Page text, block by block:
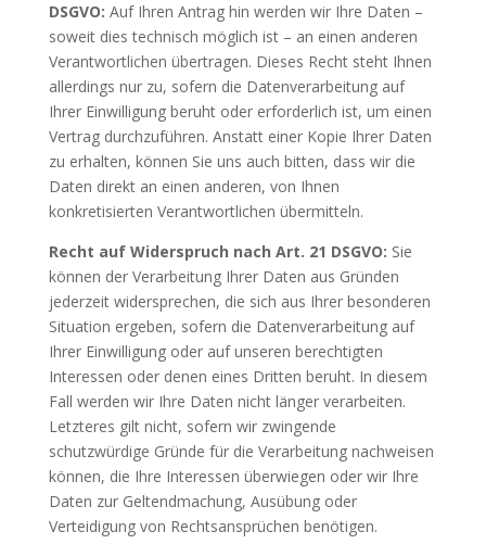
DSGVO: Auf Ihren Antrag hin werden wir Ihre Daten –
soweit dies technisch möglich ist – an einen anderen
Verantwortlichen übertragen. Dieses Recht steht Ihnen
allerdings nur zu, sofern die Datenverarbeitung auf
Ihrer Einwilligung beruht oder erforderlich ist, um einen
Vertrag durchzuführen. Anstatt einer Kopie Ihrer Daten
zu erhalten, können Sie uns auch bitten, dass wir die
Daten direkt an einen anderen, von Ihnen
konkretisierten Verantwortlichen übermitteln.
Recht auf Widerspruch nach Art. 21 DSGVO: Sie
können der Verarbeitung Ihrer Daten aus Gründen
jederzeit widersprechen, die sich aus Ihrer besonderen
Situation ergeben, sofern die Datenverarbeitung auf
Ihrer Einwilligung oder auf unseren berechtigten
Interessen oder denen eines Dritten beruht. In diesem
Fall werden wir Ihre Daten nicht länger verarbeiten.
Letzteres gilt nicht, sofern wir zwingende
schutzwürdige Gründe für die Verarbeitung nachweisen
können, die Ihre Interessen überwiegen oder wir Ihre
Daten zur Geltendmachung, Ausübung oder
Verteidigung von Rechtsansprüchen benötigen.